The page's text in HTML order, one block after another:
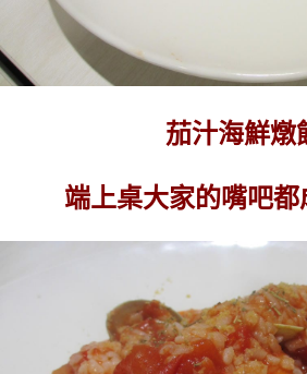
茄汁海鮮燉
端上桌大家的嘴吧